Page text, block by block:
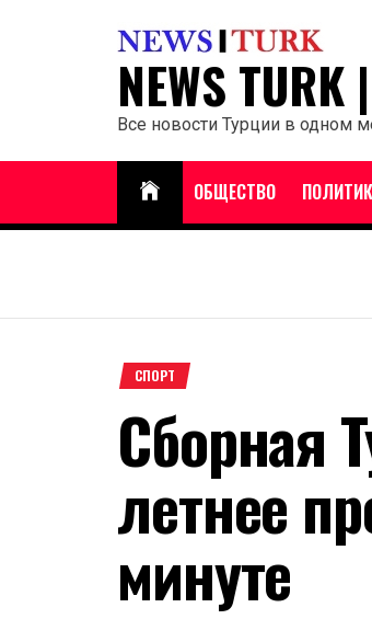
NEWS
Все новости Турции в одном
ОБЩЕСТВО
СПОРТ
Сборная
летнее
минуте